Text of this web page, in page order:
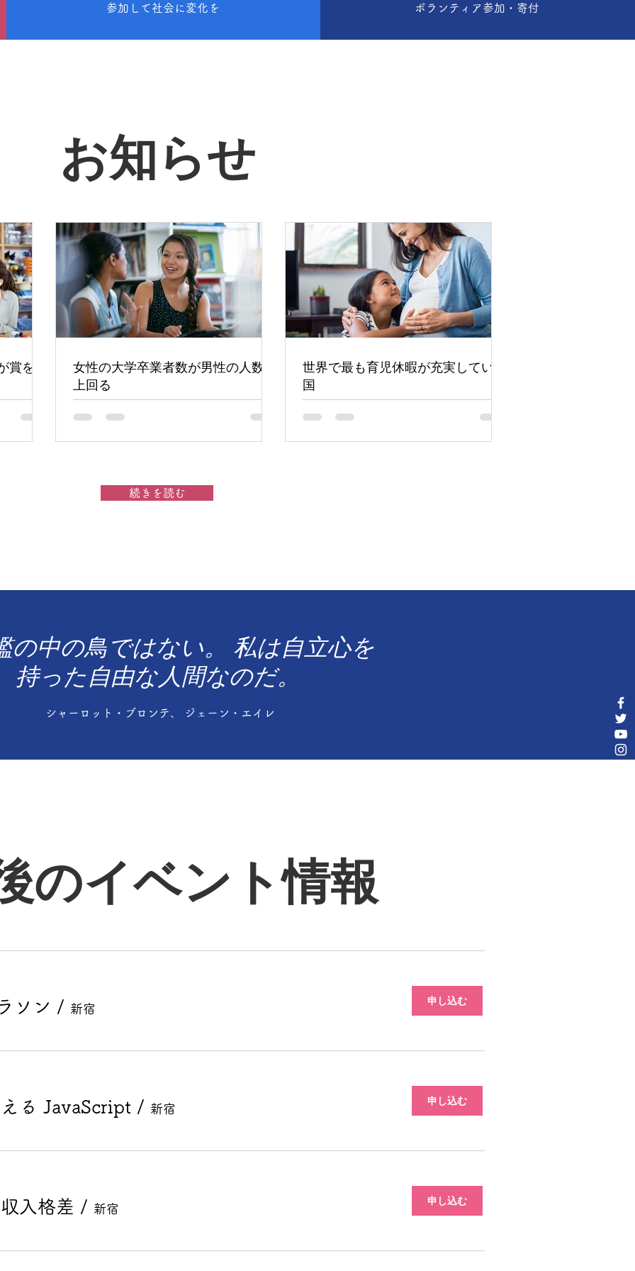
参加して社会に変化を ボランティア参加・寄付
​お知らせ
を受
女性の大学卒業者数が男性の人数を
上回る
世界で最も育児休暇が充実している
国
続きを読む
の中の鳥ではない。 私は自立心を
持った自由な人間なのだ。
シャーロット・ブロンテ、 ジェーン・エイレ
のイベント情報
ソン / 新宿
申し込む
る JavaScript / 新宿
申し込む
入格差 / 新宿
申し込む